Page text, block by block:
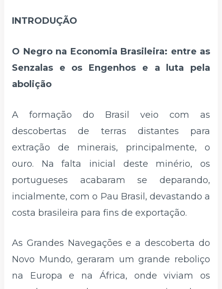
INTRODUÇÃO
O Negro na Economia Brasileira: entre as
Senzalas e os Engenhos e a luta pela
abolição
A formação do Brasil veio com as
descobertas de terras distantes para
extração de minerais, principalmente, o
ouro. Na falta inicial deste minério, os
portugueses acabaram se deparando,
incialmente, com o Pau Brasil, devastando a
costa brasileira para fins de exportação.
As Grandes Navegações e a descoberta do
Novo Mundo, geraram um grande reboliço
na Europa e na África, onde viviam os